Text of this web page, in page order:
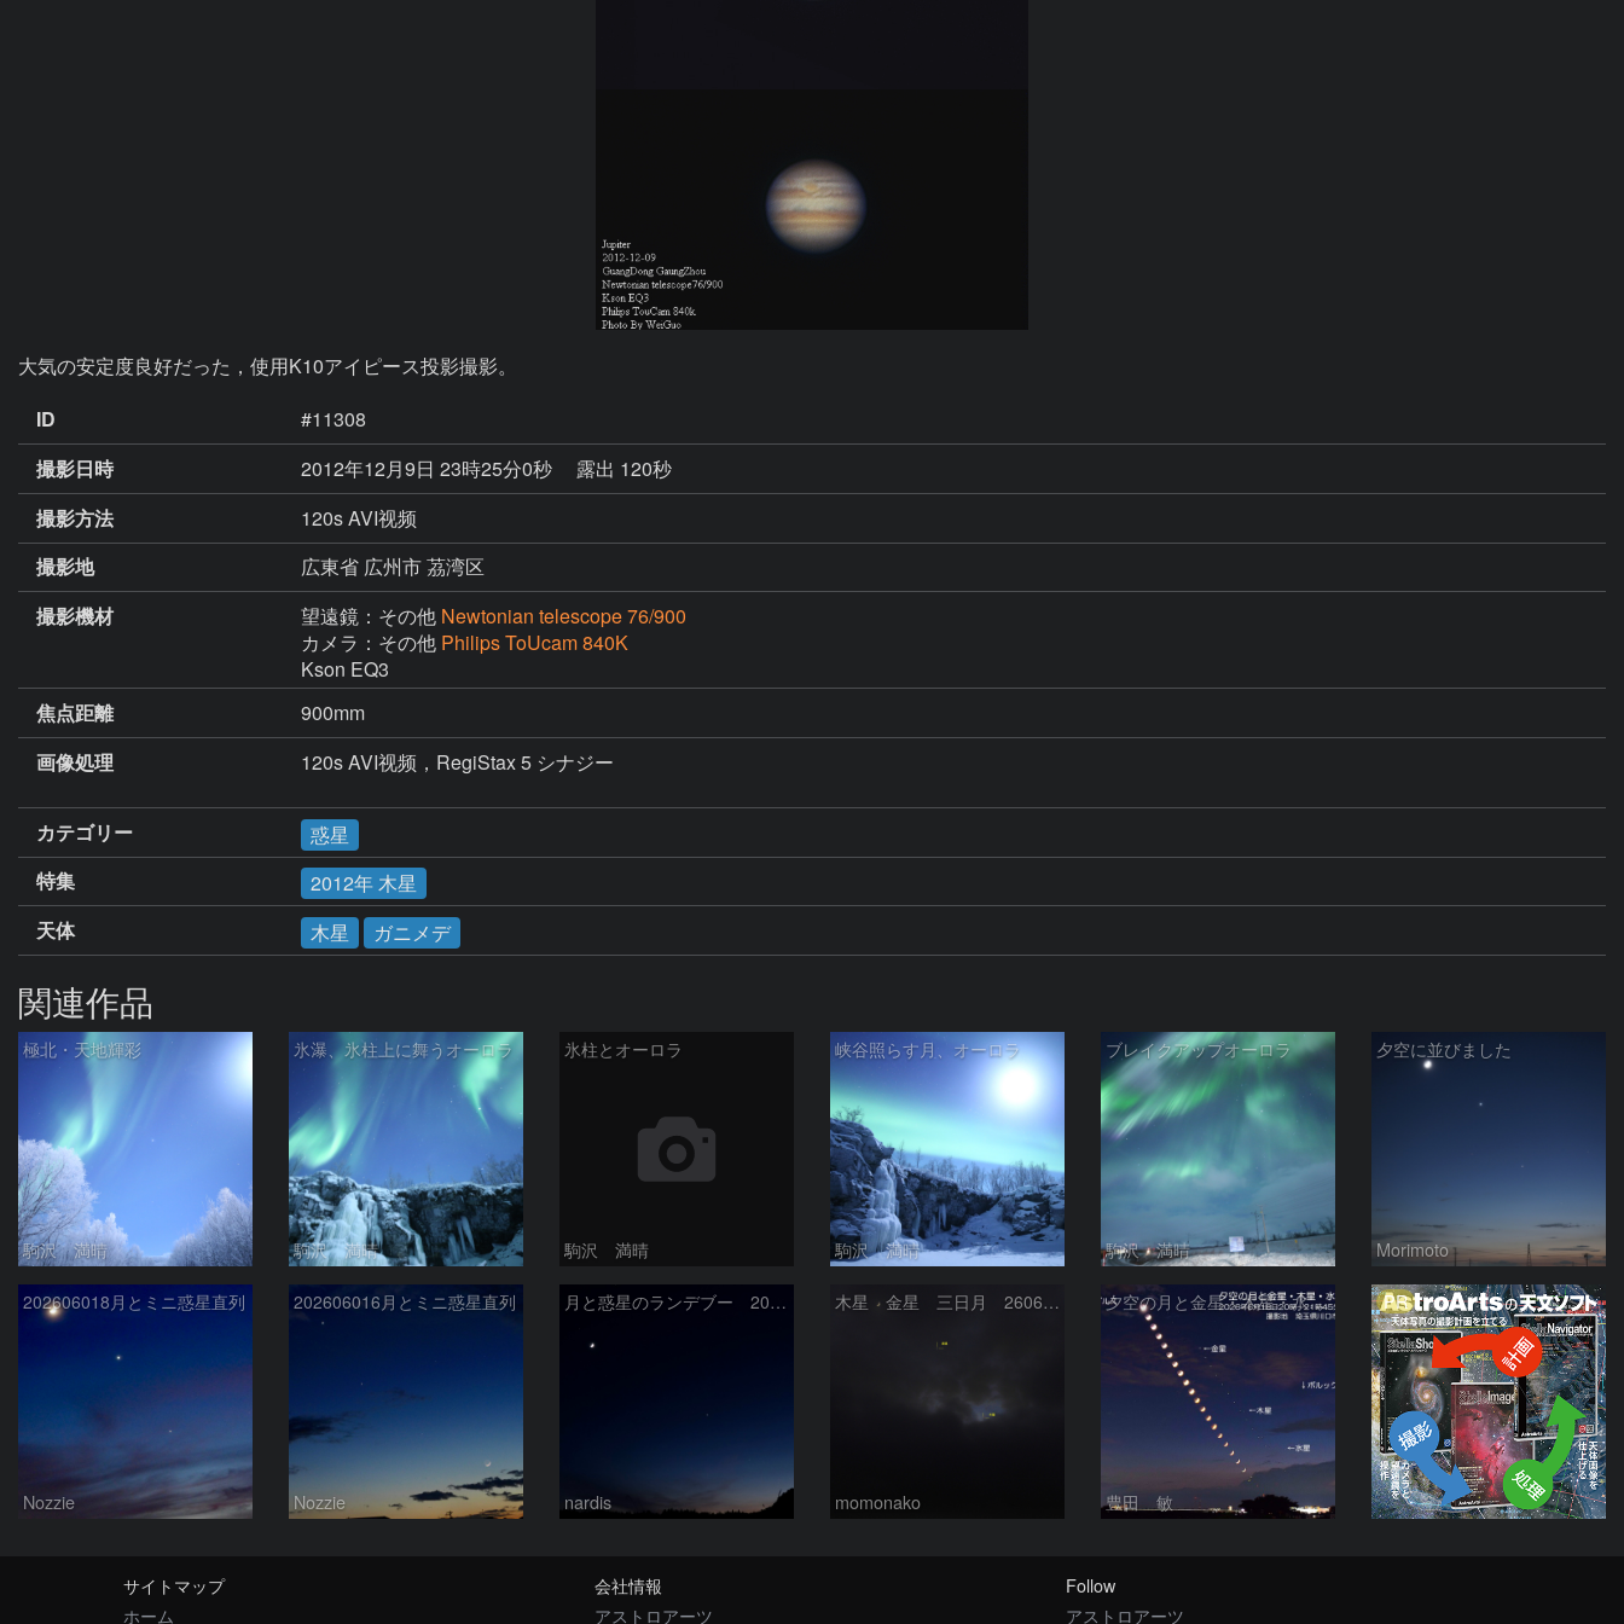
大気の安定度良好だった，使用K10アイピース投影撮影。
ID
#11308
撮影日時
2012年12月9日 23時25分0秒
露出 120秒
撮影方法
120s AVI视频
撮影地
広東省 広州市 茘湾区
撮影機材
望遠鏡：その他 Newtonian telescope 76/900
カメラ：その他 Philips ToUcam 840K
Kson EQ3
焦点距離
900mm
画像処理
120s AVI视频，RegiStax 5 シナジー
カテゴリー
惑星
特集
2012年 木星
天体
木星 ガニメデ
関連作品
極北・天地輝彩
駒沢 満晴
氷瀑、氷柱上に舞うオーロラ
駒沢 満晴
氷柱とオーロラ
駒沢 満晴
峡谷照らす月、オーロラ
駒沢 満晴
ブレイクアップオーロラ
駒沢 満晴
夕空に並びました
Morimoto
202606018月とミニ惑星直列
Nozzie
202606016月とミニ惑星直列
Nozzie
月と惑星のランデブー 2026/06/19
nardis
木星 金星 三日月 260618
momonako
夕空の月と金星・木星・水星の接近 2026/6/18
豊田 敏
PR
サイトマップ
ホーム
会社情報
アストロアーツ
Follow
アストロアーツ